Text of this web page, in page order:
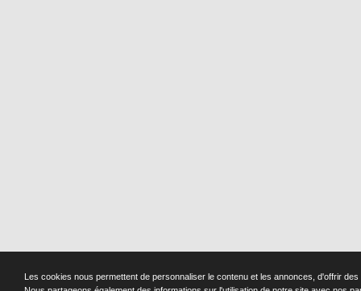
Les cookies nous permettent de personnaliser le contenu et les annonces, d'offrir